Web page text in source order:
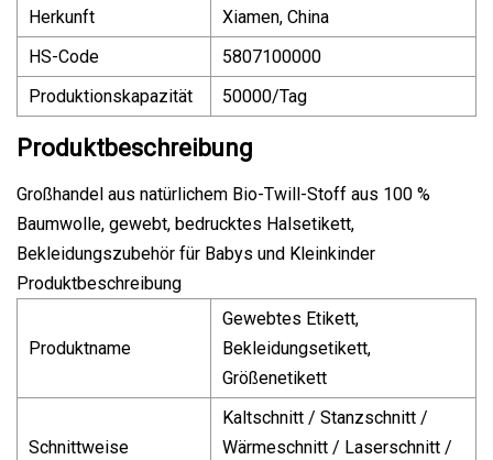
Herkunft
Xiamen, China
HS-Code
5807100000
Produktionskapazität
50000/Tag
Produktbeschreibung
Großhandel aus natürlichem Bio-Twill-Stoff aus 100 %
Baumwolle, gewebt, bedrucktes Halsetikett,
Bekleidungszubehör für Babys und Kleinkinder
Produktbeschreibung
Produktname
Gewebtes Etikett,
Bekleidungsetikett,
Größenetikett
Schnittweise
Kaltschnitt / Stanzschnitt /
Wärmeschnitt / Laserschnitt /